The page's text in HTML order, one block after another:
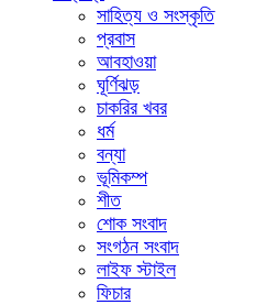
সাহিত্য ও সংস্কৃতি
প্রবাস
আবহাওয়া
ঘূর্ণিঝড়
চাকরির খবর
ধর্ম
বন্যা
ভূমিকম্প
শীত
শোক সংবাদ
সংগঠন সংবাদ
লাইফ স্টাইল
ফিচার